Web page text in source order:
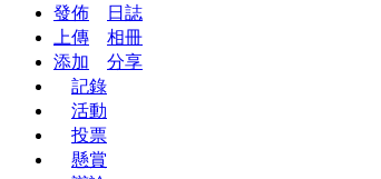
發佈
日誌
上傳
相冊
添加
分享
記錄
活動
投票
懸賞